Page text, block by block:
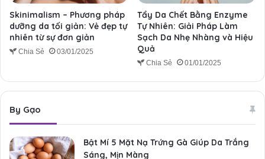
Skinimalism – Phương pháp
dưỡng da tối giản: Vẻ đẹp tự
nhiên từ sự đơn giản
Chia Sẻ 03/01/2025
Tẩy Da Chết Bằng Enzyme
Tự Nhiên: Giải Pháp Làm
Sạch Da Nhẹ Nhàng và Hiệu
Quả
Chia Sẻ 01/01/2025
By Gạo
Bật Mí 5 Mặt Nạ Trứng Gà Giúp Da Trắng
Sáng, Mịn Màng